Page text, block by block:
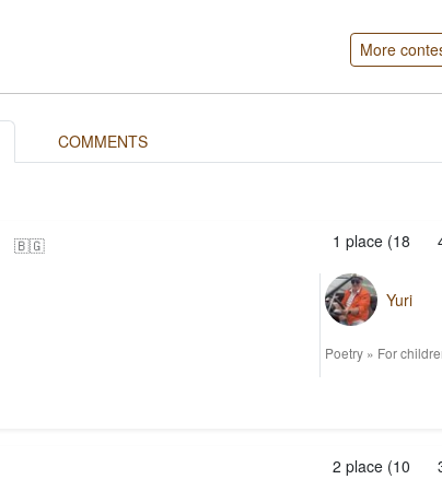
More
COMMENTS
1 place (18
🇧🇬
Yuri
Poetry» For
2 place (10